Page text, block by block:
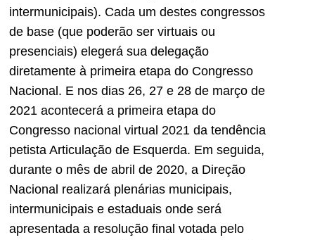
intermunicipais). Cada um destes congressos
de base (que poderão ser virtuais ou
presenciais) elegerá sua delegação
diretamente à primeira etapa do Congresso
Nacional. E nos dias 26, 27 e 28 de março de
2021 acontecerá a primeira etapa do
Congresso nacional virtual 2021 da tendência
petista Articulação de Esquerda. Em seguida,
durante o mês de abril de 2020, a Direção
Nacional realizará plenárias municipais,
intermunicipais e estaduais onde será
apresentada a resolução final votada pelo